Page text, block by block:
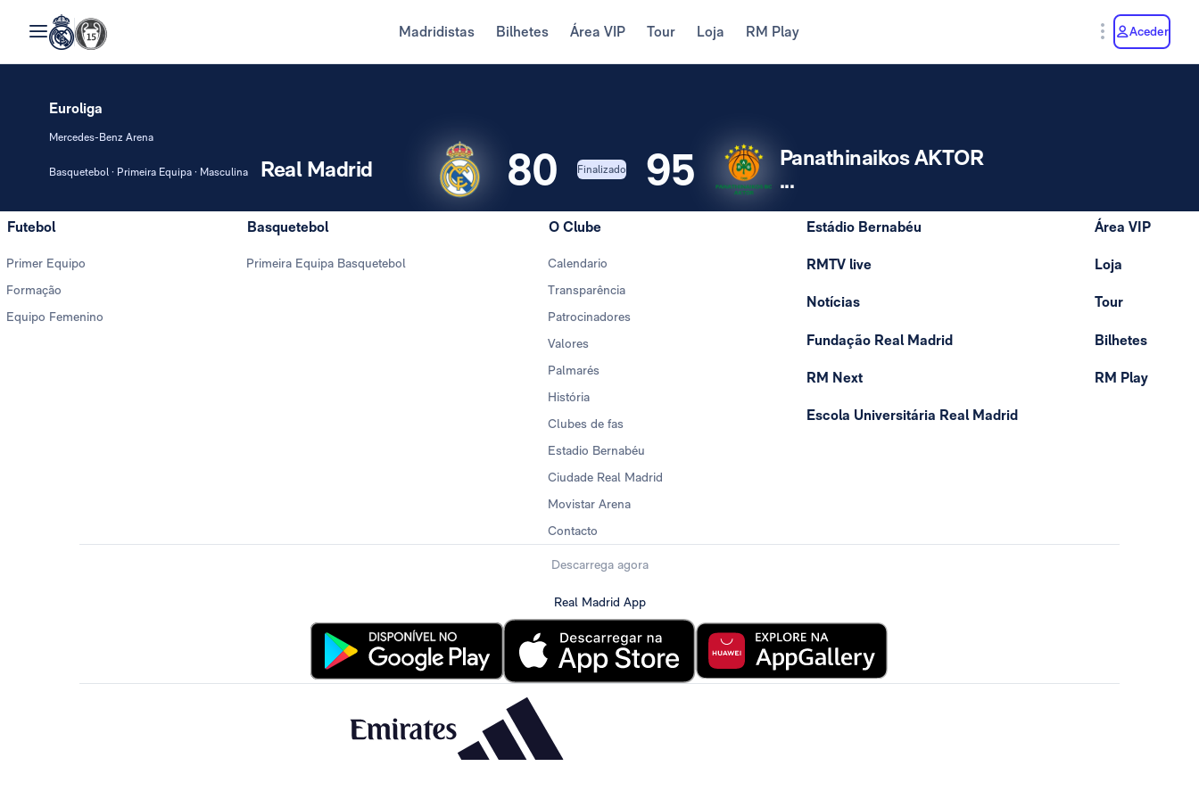
Madridistas Bilhetes Área VIP Tour Loja RM Play Aceder
Euroliga
Mercedes-Benz Arena
Basquetebol · Primeira Equipa · Masculina 80 95
Real Madrid Finalizado
Panathinaikos AKTOR
...
Futebol
Primer Equipo
Formação
Equipo Femenino
Basquetebol
Primeira Equipa Basquetebol
O Clube
Calendario
Transparência
Patrocinadores
Valores
Palmarés
História
Clubes de fas
Estadio Bernabéu
Ciudade Real Madrid
Movistar Arena
Contacto
Estádio Bernabéu
RMTV live
Notícias
Fundação Real Madrid
RM Next
Escola Universitária Real Madrid
Área VIP
Loja
Tour
Bilhetes
RM Play
Descarrega agora
Real Madrid App